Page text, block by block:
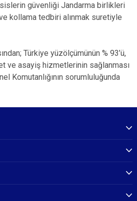
güvenliği Jandarma birlikleri
kollama tedbiri alınmak suretiyle
Türkiye yüzölçümünün % 93’ü,
ve asayiş hizmetlerinin sağlanması
Komutanlığının sorumluluğunda